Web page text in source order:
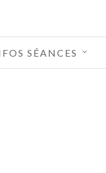
SÉANCES